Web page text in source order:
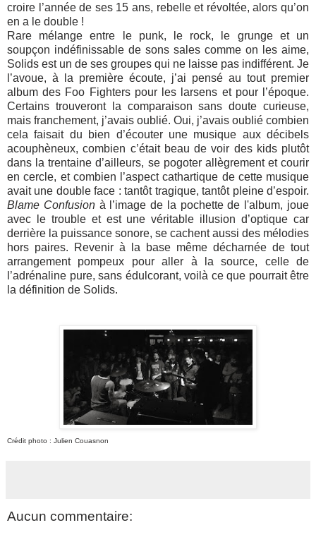
croire l’année de ses 15 ans, rebelle et révoltée, alors qu’on
en a le double !
Rare mélange entre le punk, le rock, le grunge et un
soupçon indéfinissable de sons sales comme on les aime,
Solids est un de ses groupes qui ne laisse pas indifférent. Je
l’avoue, à la première écoute, j’ai pensé au tout premier
album des Foo Fighters pour les larsens et pour l’époque.
Certains trouveront la comparaison sans doute curieuse,
mais franchement, j’avais oublié. Oui, j’avais oublié combien
cela faisait du bien d’écouter une musique aux décibels
acouphèneux, combien c’était beau de voir des kids plutôt
dans la trentaine d’ailleurs, se pogoter allègrement et courir
en cercle, et combien l’aspect cathartique de cette musique
avait une double face : tantôt tragique, tantôt pleine d’espoir.
Blame Confusionà l’image de la pochette de l'album, joue
avec le trouble et est une véritable illusion d’optique car
derrière la puissance sonore, se cachent aussi des mélodies
hors paires. Revenir à la base même décharnée de tout
arrangement pompeux pour aller à la source, celle de
l’adrénaline pure, sans édulcorant, voilà ce que pourrait être
la définition de Solids.
Crédit photo : Julien Couasnon
Aucun commentaire: